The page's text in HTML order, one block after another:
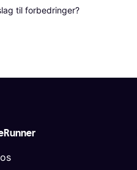
til forbedringer?